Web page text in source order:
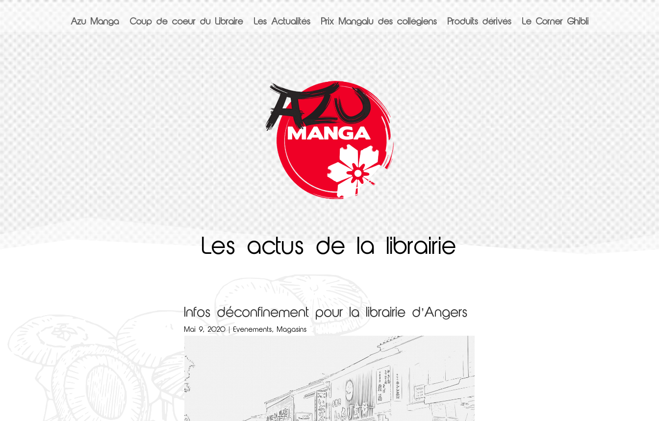
Azu Manga Coup de coeur du Libraire Les Actualités Prix Mangalu des collégiens Produits dérivés Le Corner Ghibli
Les actus de la librairie
Infos déconfinement pour la librairie d’Angers
Mai 9, 2020 |Evenements, Magasins